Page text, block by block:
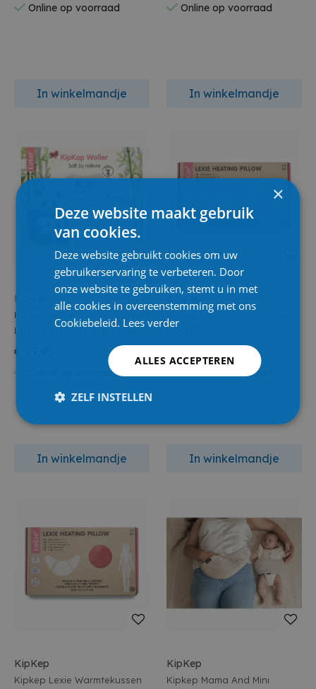
Online op voorraad
In winkelmandje
Online op voorraad
In winkelmandje
KipKep
Kipkep Woller Warmtekussen
Limited Edition Panda White
€ 27,95
Online op voorraad
In winkelmandje
KipKep
Kipkep Lexie Warmtekussen
Cookie
Online op voorraad
In winkelmandje
KipKep
Kipkep Lexie Warmtekussen
KipKep
Kipkep Mama And Mini
×
Deze website maakt gebruik
van cookies.
Deze website gebruikt cookies om uw
gebruikerservaring te verbeteren. Door
onze website te gebruiken, stemt u in met
alle cookies in overeenstemming met ons
Cookiebeleid. Lees verder
ALLES ACCEPTEREN
ZELF INSTELLEN